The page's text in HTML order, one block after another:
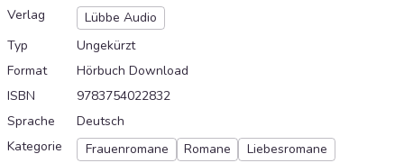
Verlag
Lübbe Audio
Typ
Ungekürzt
Format
Hörbuch Download
ISBN
9783754022832
Sprache
Deutsch
Kategorie
Frauenromane Romane Liebesromane